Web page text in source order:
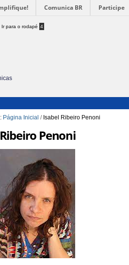
Comunica BR Participe
Ir para o rodapé 4
Página Inicial / Isabel Ribeiro Penoni
Penoni